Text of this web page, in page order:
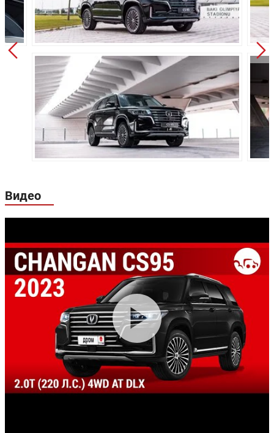
Клиренс: 190 мм
Масса: 2117 кг
Объём багажника: -
Трансмиссия: Автомат
Привод: Полный
Передняя
подвеска:
Независимая, типа McPherson, с
гидравлическими
телескопическими
амортизаторами, со
стабилизатором поперечной
Задняя подвеска:
амортизаторами
Передние
тормоза:
Дисковые вентилируемые
Задние тормоза: Дисковые
Видео